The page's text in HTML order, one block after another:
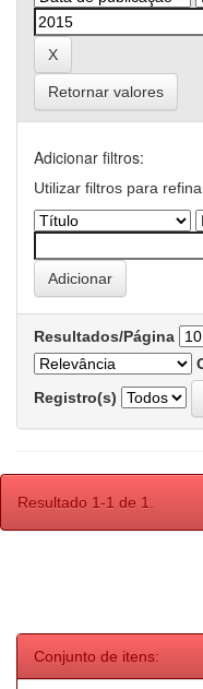
Retornar valores
Adicionar filtros:
Utilizar filtros para
Resultados/Página
Registro(s)
Resultado 1-1 de 1.
Conjunto de itens: